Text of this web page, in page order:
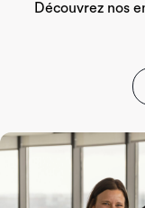
Découvrez nos